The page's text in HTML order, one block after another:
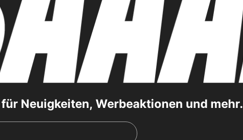
Neuigkeiten, Werbeaktionen und mehr.